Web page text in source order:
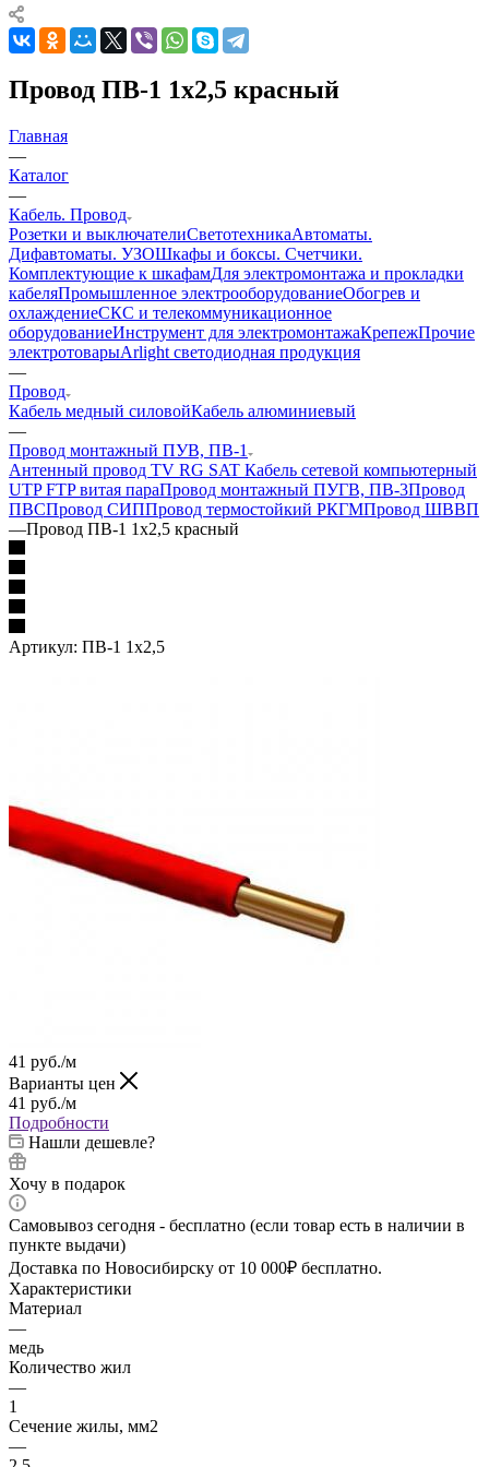
Провод ПВ-1 1х2,5 красный
Главная
—
Каталог
—
Кабель. Провод
Розетки и выключателиСветотехникаАвтоматы.
Дифавтоматы. УЗОШкафы и боксы. Счетчики.
Комплектующие к шкафамДля электромонтажа и прокладки
кабеляПромышленное электрооборудованиеОбогрев и
охлаждениеСКС и телекоммуникационное
оборудованиеИнструмент для электромонтажаКрепежПрочие
электротоварыArlight светодиодная продукция
—
Провод
Кабель медный силовойКабель алюминиевый
—
Провод монтажный ПУВ, ПВ-1
Антенный провод TV RG SAT Кабель сетевой компьютерный
UTP FTP витая параПровод монтажный ПУГВ, ПВ-3Провод
ПВСПровод СИППровод термостойкий РКГМПровод ШВВП
—Провод ПВ-1 1х2,5 красный
Артикул: ПВ-1 1х2,5
41 руб./м
Варианты цен
41 руб./м
Подробности
Нашли дешевле?
Хочу в подарок
Самовывоз сегодня - бесплатно (если товар есть в наличии в
пункте выдачи)
Доставка по Новосибирску от 10 000₽ бесплатно.
Характеристики
Материал
—
медь
Количество жил
—
1
Сечение жилы, мм2
—